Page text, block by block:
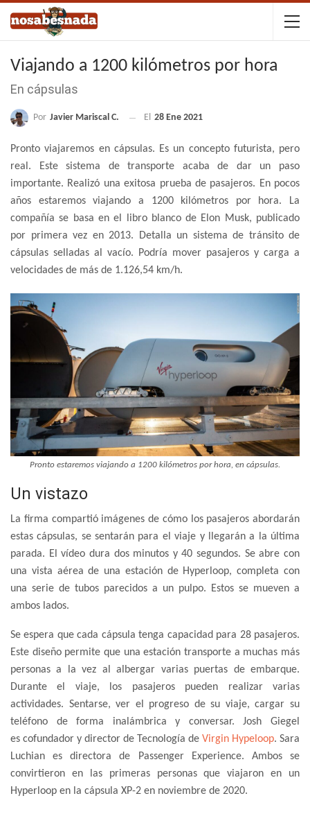
Viajando a 1200 kilómetros por hora
En cápsulas
Por Javier Mariscal C. El 28 Ene 2021
Pronto viajaremos en cápsulas. Es un concepto futurista, pero
real. Este sistema de transporte acaba de dar un paso
importante. Realizó una exitosa prueba de pasajeros. En pocos
años estaremos viajando a 1200 kilómetros por hora. La
compañía se basa en el libro blanco de Elon Musk, publicado
por primera vez en 2013. Detalla un sistema de tránsito de
cápsulas selladas al vacío. Podría mover pasajeros y carga a
velocidades de más de 1.126,54 km/h.
Pronto estaremos viajando a 1200 kilómetros por hora, en cápsulas.
Un vistazo
La firma compartió imágenes de cómo los pasajeros abordarán
estas cápsulas, se sentarán para el viaje y llegarán a la última
parada. El vídeo dura dos minutos y 40 segundos. Se abre con
una vista aérea de una estación de Hyperloop, completa con
una serie de tubos parecidos a un pulpo. Estos se mueven a
ambos lados.
Se espera que cada cápsula tenga capacidad para 28 pasajeros.
Este diseño permite que una estación transporte a muchas más
personas a la vez al albergar varias puertas de embarque.
Durante el viaje, los pasajeros pueden realizar varias
actividades. Sentarse, ver el progreso de su viaje, cargar su
teléfono de forma inalámbrica y conversar. Josh Giegel
es cofundador y director de Tecnología de Virgin Hypeloop. Sara
Luchian es directora de Passenger Experience. Ambos se
convirtieron en las primeras personas que viajaron en un
Hyperloop en la cápsula XP-2 en noviembre de 2020.